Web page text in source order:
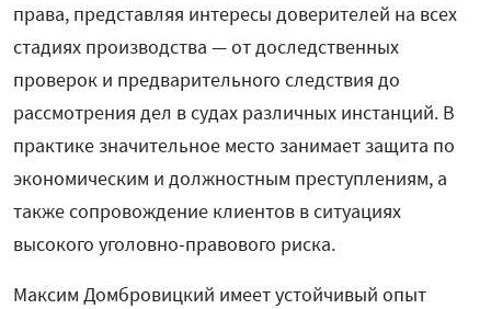
права, представляя интересы доверителей на всех
стадиях производства — от доследственных
проверок и предварительного следствия до
рассмотрения дел в судах различных инстанций. В
практике значительное место занимает защита по
экономическим и должностным преступлениям, а
также сопровождение клиентов в ситуациях
высокого уголовно-правового риска.
Максим Домбровицкий имеет устойчивый опыт